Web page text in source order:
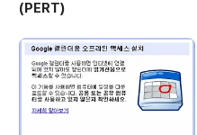
(PERT)